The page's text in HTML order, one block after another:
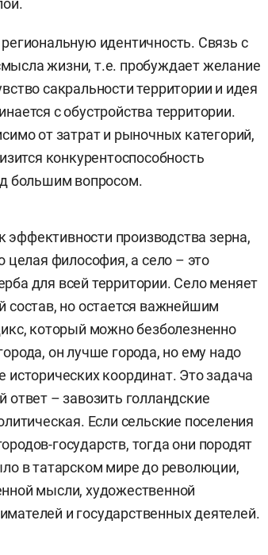
идентичность. Связь с
жизни, т.е. пробуждает желание
сакральности территории и идея
с обустройства территории.
от затрат и рыночных категорий,
конкурентоспособность
большим вопросом.
производства зерна,
целая философия, а село – это
для всей территории. Село меняет
состав, но остается важнейшим
который можно безболезненно
он лучше города, но ему надо
координат. Это задача
– завозить голландские
Если сельские поселения
государств, тогда они породят
в татарском мире до революции,
мысли, художественной
и государственных деятелей.